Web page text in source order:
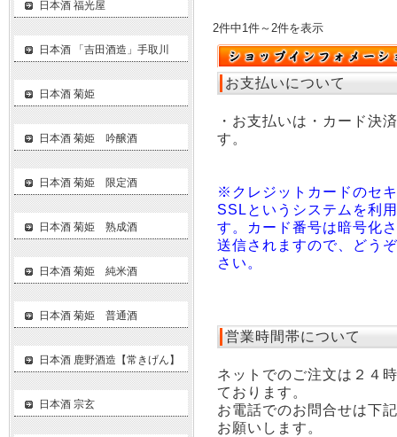
2件中1件～2件を表示
お支払いについて
・お支払いは・カード決
す。
※クレジットカードのセ
SSLというシステムを利
す。カード番号は暗号化
送信されますので、どう
さい。
営業時間帯について
ネットでのご注文は２４
ております。
お電話でのお問合せは下
お願いします。
日本酒 福光屋
日本酒 「吉田酒造」手取川
日本酒 菊姫
日本酒 菊姫 吟醸酒
日本酒 菊姫 限定酒
日本酒 菊姫 熟成酒
日本酒 菊姫 純米酒
日本酒 菊姫 普通酒
日本酒 鹿野酒造【常きげん】
日本酒 宗玄